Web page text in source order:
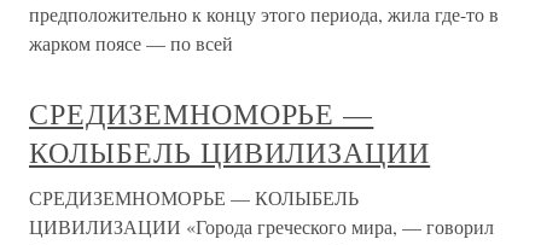
предположительно к концу этого периода, жила где-то в
жарком поясе — по всей
СРЕДИЗЕМНОМОРЬЕ —
КОЛЫБЕЛЬ ЦИВИЛИЗАЦИИ
СРЕДИЗЕМНОМОРЬЕ — КОЛЫБЕЛЬ
ЦИВИЛИЗАЦИИ «Города греческого мира, — говорил